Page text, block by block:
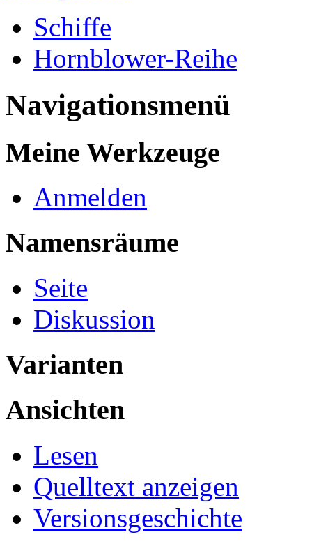
Schiffe
Hornblower-Reihe
Navigationsmenü
Meine Werkzeuge
Anmelden
Namensräume
Seite
Diskussion
Varianten
Ansichten
Lesen
Quelltext anzeigen
Versionsgeschichte